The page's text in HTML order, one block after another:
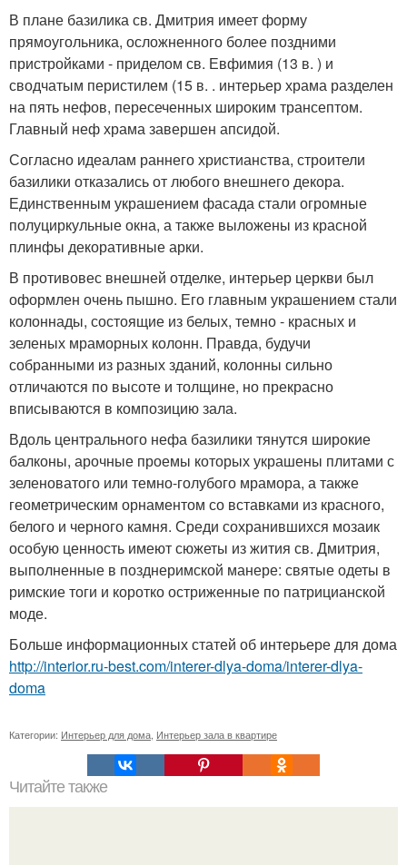
В плане базилика св. Дмитрия имеет форму
прямоугольника, осложненного более поздними
пристройками - приделом св. Евфимия (13 в. ) и
сводчатым перистилем (15 в. . интерьер храма разделен
на пять нефов, пересеченных широким трансептом.
Главный неф храма завершен апсидой.
Согласно идеалам раннего христианства, строители
базилики отказались от любого внешнего декора.
Единственным украшением фасада стали огромные
полуциркульные окна, а также выложены из красной
плинфы декоративные арки.
В противовес внешней отделке, интерьер церкви был
оформлен очень пышно. Его главным украшением стали
колоннады, состоящие из белых, темно - красных и
зеленых мраморных колонн. Правда, будучи
собранными из разных зданий, колонны сильно
отличаются по высоте и толщине, но прекрасно
вписываются в композицию зала.
Вдоль центрального нефа базилики тянутся широкие
балконы, арочные проемы которых украшены плитами с
зеленоватого или темно-голубого мрамора, а также
геометрическим орнаментом со вставками из красного,
белого и черного камня. Среди сохранившихся мозаик
особую ценность имеют сюжеты из жития св. Дмитрия,
выполненные в позднеримской манере: святые одеты в
римские тоги и коротко остриженные по патрицианской
моде.
Больше информационных статей об интерьере для дома
http://interior.ru-best.com/interer-dlya-doma/interer-dlya-
doma
Категории: Интерьер для дома Интерьер зала в квартире
Читайте также